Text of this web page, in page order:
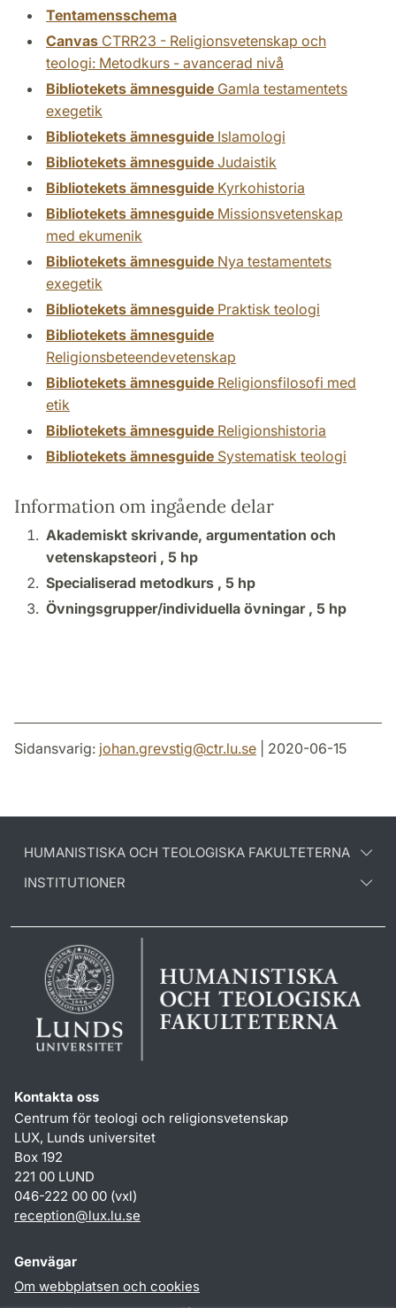
Tentamensschema
Canvas CTRR23 - Religionsvetenskap och
teologi: Metodkurs - avancerad nivå
Bibliotekets ämnesguide Gamla testamentets
exegetik
Bibliotekets ämnesguide Islamologi
Bibliotekets ämnesguide Judaistik
Bibliotekets ämnesguide Kyrkohistoria
Bibliotekets ämnesguide Missionsvetenskap
med ekumenik
Bibliotekets ämnesguide Nya testamentets
exegetik
Bibliotekets ämnesguide Praktisk teologi
Bibliotekets ämnesguide
Religionsbeteendevetenskap
Bibliotekets ämnesguide Religionsfilosofi med
etik
Bibliotekets ämnesguide Religionshistoria
Bibliotekets ämnesguide Systematisk teologi
Information om ingående delar
Akademiskt skrivande, argumentation och
vetenskapsteori , 5 hp
Specialiserad metodkurs , 5 hp
Övningsgrupper/individuella övningar , 5 hp
Sidansvarig: johan.grevstig@ctr.lu.se | 2020-06-15
HUMANISTISKA OCH TEOLOGISKA FAKULTETERNA
INSTITUTIONER
Kontakta oss
Centrum för teologi och religionsvetenskap
LUX, Lunds universitet
Box 192
221 00 LUND
046-222 00 00 (vxl)
reception@lux.lu.se
Genvägar
Om webbplatsen och cookies